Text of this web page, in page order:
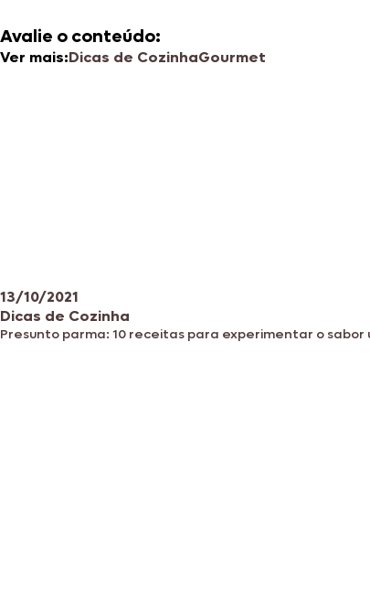
Avalie o conteúdo:
Ver mais:Dicas de CozinhaGourmet
13/10/2021
Dicas de Cozinha
Presunto parma: 10 receitas para experimentar o